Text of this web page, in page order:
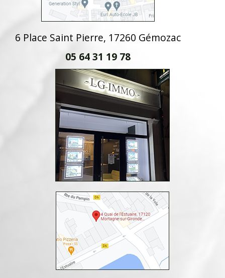
6 Place Saint Pierre, 17260 Gémozac
05 64 31 19 78